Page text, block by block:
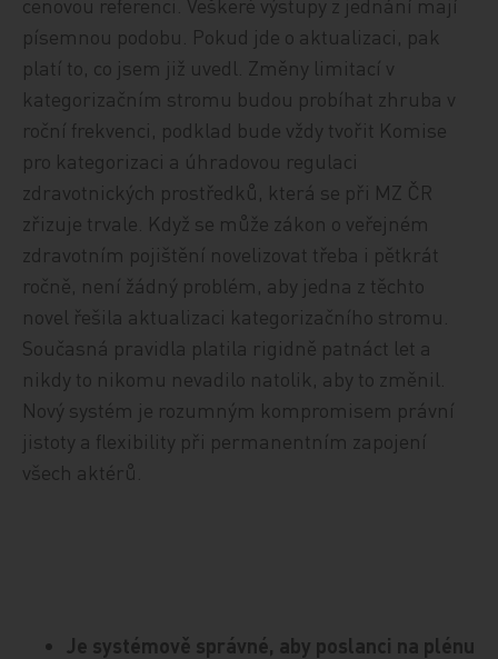
písemnou podobu. Pokud jde o aktualizaci, pak
platí to, co jsem již uvedl. Změny limitací v
kategorizačním stromu budou probíhat zhruba v
roční frekvenci, podklad bude vždy tvořit Komise
pro kategorizaci a úhradovou regulaci
zdravotnických prostředků, která se při MZ ČR
zřizuje trvale. Když se může zákon o veřejném
zdravotním pojištění novelizovat třeba i pětkrát
ročně, není žádný problém, aby jedna z těchto
novel řešila aktualizaci kategorizačního stromu.
Současná pravidla platila rigidně patnáct let a
nikdy to nikomu nevadilo natolik, aby to změnil.
Nový systém je rozumným kompromisem právní
jistoty a flexibility při permanentním zapojení
všech aktérů.
Je systémově správné, aby poslanci na plénu